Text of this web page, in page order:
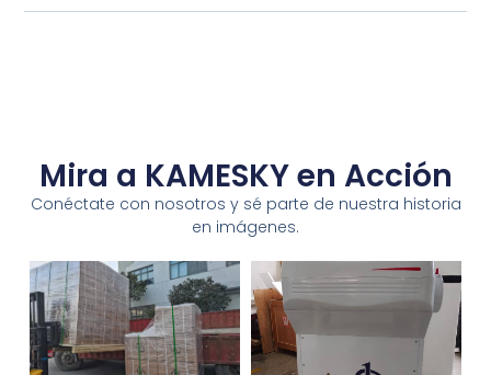
Mira a KAMESKY en Acción
Conéctate con nosotros y sé parte de nuestra historia
en imágenes.